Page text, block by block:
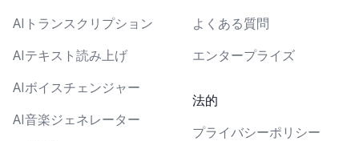
AIトランスクリプション
AIテキスト読み上げ
AIボイスチェンジャー
AI音楽ジェネレーター
よくある質問
エンタープライズ
法的
プライバシーポリシー